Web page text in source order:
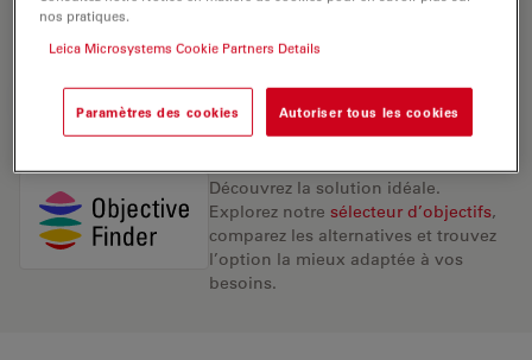
de champ) de 25.
DEMANDE DE DEVIS
Découvrez la solution idéale.
Explorez notre sélecteur d’objectifs,
comparez les alternatives et trouvez
l’option la mieux adaptée à vos
besoins.
nos pratiques.
Leica Microsystems Cookie Partners Details
Paramètres des cookies Autoriser tous les cookies